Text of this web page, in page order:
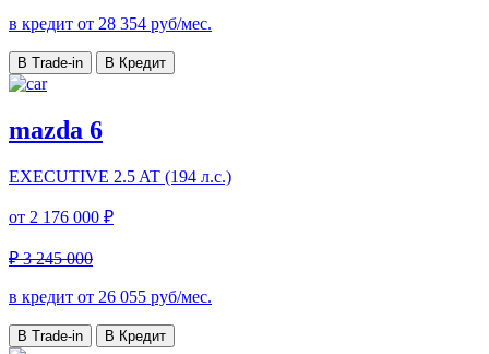
в кредит от 28 354 руб/мес.
В Trade-in В Кредит
mazda 6
EXECUTIVE 2.5 AT (194 л.с.)
от 2 176 000 ₽
₽ 3 245 000
в кредит от 26 055 руб/мес.
В Trade-in В Кредит